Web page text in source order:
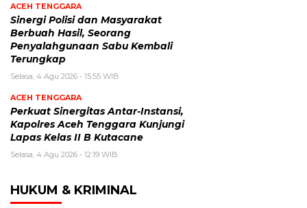
ACEH TENGGARA
Sinergi Polisi dan Masyarakat
Berbuah Hasil, Seorang
Penyalahgunaan Sabu Kembali
Terungkap
Selasa, 4 Agu 2026 - 15:55 WIB
ACEH TENGGARA
Perkuat Sinergitas Antar-Instansi,
Kapolres Aceh Tenggara Kunjungi
Lapas Kelas II B Kutacane
Selasa, 4 Agu 2026 - 12:19 WIB
HUKUM & KRIMINAL